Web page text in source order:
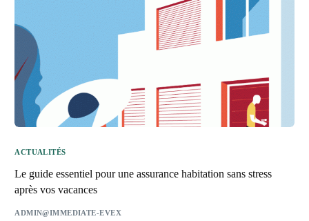
ACTUALITÉS
Le guide essentiel pour une assurance habitation sans stress
après vos vacances
ADMIN@IMMEDIATE-EVEX